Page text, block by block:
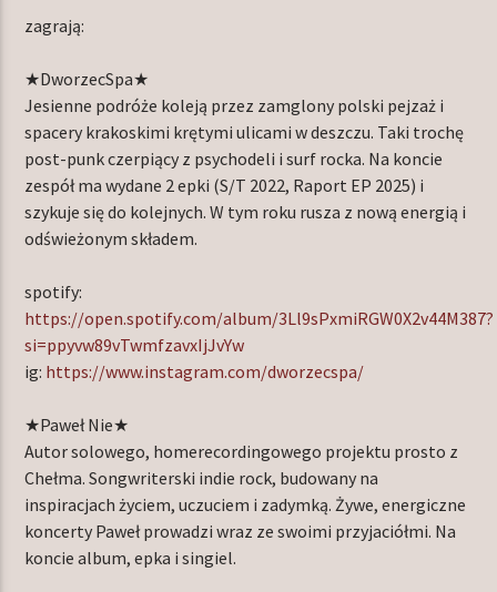
zagrają:
★DworzecSpa★
Jesienne podróże koleją przez zamglony polski pejzaż i
spacery krakoskimi krętymi ulicami w deszczu. Taki trochę
post-punk czerpiący z psychodeli i surf rocka. Na koncie
zespół ma wydane 2 epki (S/T 2022, Raport EP 2025) i
szykuje się do kolejnych. W tym roku rusza z nową energią i
odświeżonym składem.
spotify:
https://open.spotify.com/album/3Ll9sPxmiRGW0X2v44M387?
si=ppyvw89vTwmfzavxIjJvYw
ig: https://www.instagram.com/dworzecspa/
★Paweł Nie★
Autor solowego, homerecordingowego projektu prosto z
Chełma. Songwriterski indie rock, budowany na
inspiracjach życiem, uczuciem i zadymką. Żywe, energiczne
koncerty Paweł prowadzi wraz ze swoimi przyjaciółmi. Na
koncie album, epka i singiel.